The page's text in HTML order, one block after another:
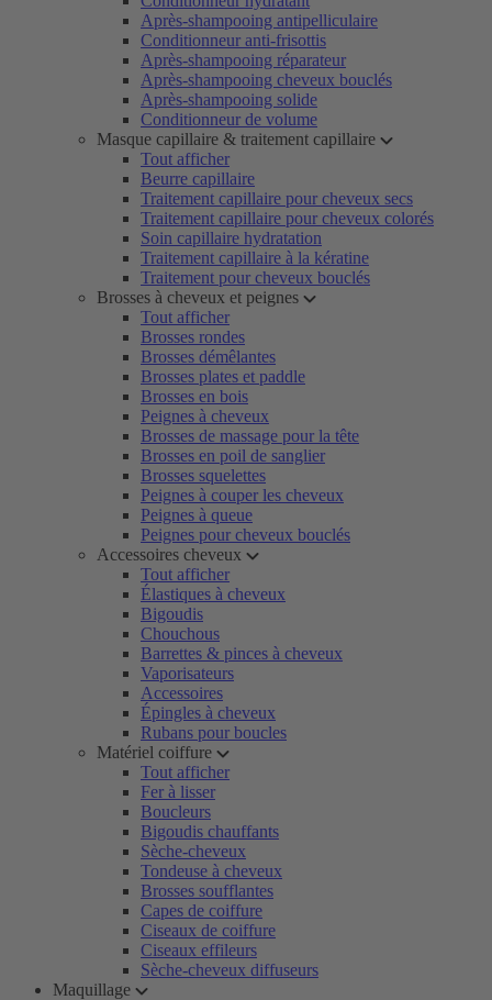
Après-shampooing antipelliculaire
Conditionneur anti-frisottis
Après-shampooing réparateur
Après-shampooing cheveux bouclés
Après-shampooing solide
Conditionneur de volume
Masque capillaire & traitement capillaire
Tout afficher
Beurre capillaire
Traitement capillaire pour cheveux secs
Traitement capillaire pour cheveux colorés
Soin capillaire hydratation
Traitement capillaire à la kératine
Traitement pour cheveux bouclés
Brosses à cheveux et peignes
Tout afficher
Brosses rondes
Brosses démêlantes
Brosses plates et paddle
Brosses en bois
Peignes à cheveux
Brosses de massage pour la tête
Brosses en poil de sanglier
Brosses squelettes
Peignes à couper les cheveux
Peignes à queue
Peignes pour cheveux bouclés
Accessoires cheveux
Tout afficher
Élastiques à cheveux
Bigoudis
Chouchous
Barrettes & pinces à cheveux
Vaporisateurs
Accessoires
Épingles à cheveux
Rubans pour boucles
Matériel coiffure
Tout afficher
Fer à lisser
Boucleurs
Bigoudis chauffants
Sèche-cheveux
Tondeuse à cheveux
Brosses soufflantes
Capes de coiffure
Ciseaux de coiffure
Ciseaux effileurs
Sèche-cheveux diffuseurs
Maquillage